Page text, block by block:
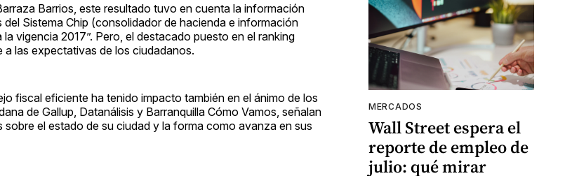
Barrios, este resultado tuvo en cuenta la información
Sistema Chip (consolidador de hacienda e información
vigencia 2017”. Pero, el destacado puesto en el ranking
las expectativas de los ciudadanos.
fiscal eficiente ha tenido impacto también en el ánimo de los
de Gallup, Datanálisis y Barranquilla Cómo Vamos, señalan
el estado de su ciudad y la forma como avanza en sus
MERCADOS
Wall Street espera el
reporte de empleo de
julio: qué mirar